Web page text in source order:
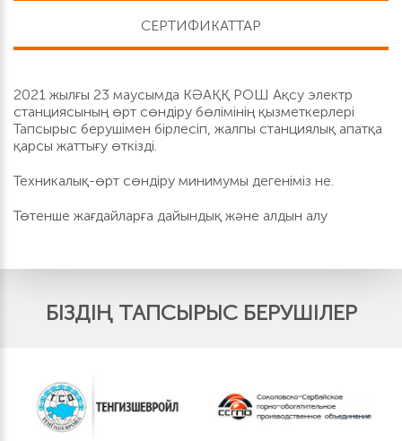
СЕРТИФИКАТТАР
2021 жылғы 23 маусымда КӘАҚҚ РОШ Ақсу электр
станциясының өрт сөндіру бөлімінің қызметкерлері
Тапсырыс берушімен бірлесіп, жалпы станциялық апатқа
қарсы жаттығу өткізді.
Техникалық-өрт сөндіру минимумы дегеніміз не.
Төтенше жағдайларға дайындық және алдын алу
БІЗДІҢ ТАПСЫРЫС БЕРУШІЛЕР